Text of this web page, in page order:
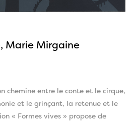
Marie Mirgaine
chemine entre le conte et le cirque,
et le grinçant, la retenue et le
« Formes vives » propose de